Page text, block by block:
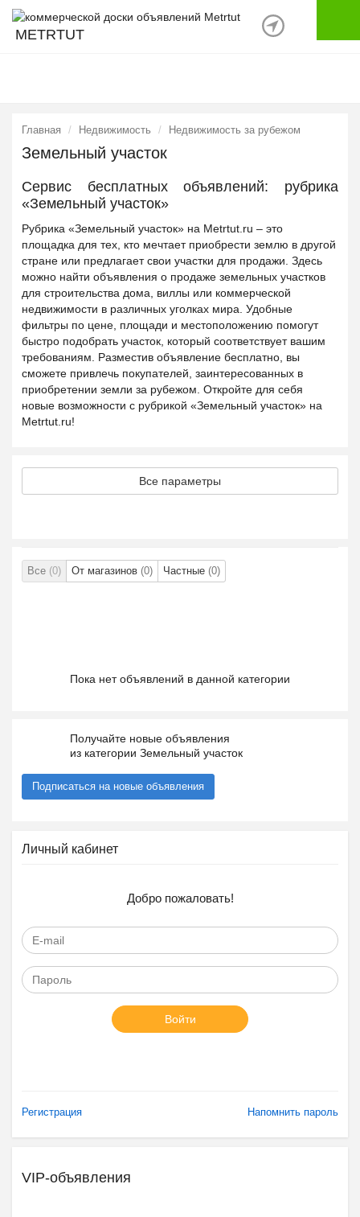
METRTUT
Главная Недвижимость Недвижимость за рубежом
Земельный участок
Сервис бесплатных объявлений: рубрика
«Земельный участок»
Рубрика «Земельный участок» на Metrtut.ru – это
площадка для тех, кто мечтает приобрести землю в другой
стране или предлагает свои участки для продажи. Здесь
можно найти объявления о продаже земельных участков
для строительства дома, виллы или коммерческой
недвижимости в различных уголках мира. Удобные
фильтры по цене, площади и местоположению помогут
быстро подобрать участок, который соответствует вашим
требованиям. Разместив объявление бесплатно, вы
сможете привлечь покупателей, заинтересованных в
приобретении земли за рубежом. Откройте для себя
новые возможности с рубрикой «Земельный участок» на
Metrtut.ru!
Все параметры
Все (0) От магазинов (0) Частные (0)
Пока нет объявлений в данной категории
Получайте новые объявления
из категории Земельный участок
Подписаться на новые объявления
Личный кабинет
Добро пожаловать!
Войти
Регистрация Напомнить пароль
VIP-объявления